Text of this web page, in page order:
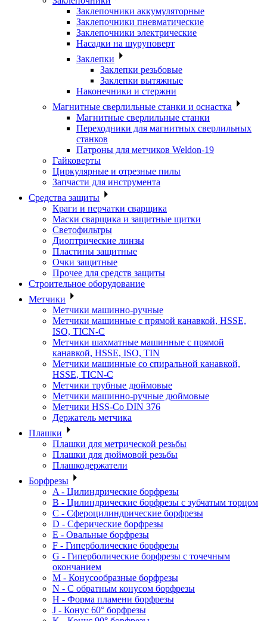
Заклепочники аккумуляторные
Заклепочники пневматические
Заклепочники электрические
Насадки на шуруповерт
Заклепки
Заклепки резьбовые
Заклепки вытяжные
Наконечники и стержни
Магнитные сверлильные станки и оснастка
Магнитные сверлильные станки
Переходники для магнитных сверлильных
станков
Патроны для метчиков Weldon-19
Гайковерты
Циркулярные и отрезные пилы
Запчасти для инструмента
Средства защиты
Краги и перчатки сварщика
Маски сварщика и защитные щитки
Светофильтры
Диоптрические линзы
Пластины защитные
Очки защитные
Прочее для средств защиты
Строительное оборудование
Метчики
Метчики машинно-ручные
Метчики машинные с прямой канавкой, HSSE,
ISO, TICN-C
Метчики шахматные машинные с прямой
канавкой, HSSE, ISO, TIN
Метчики машинные со спиральной канавкой,
HSSE, TICN-C
Метчики трубные дюймовые
Метчики машинно-ручные дюймовые
Метчики HSS-Co DIN 376
Держатель метчика
Плашки
Плашки для метрической резьбы
Плашки для дюймовой резьбы
Плашкодержатели
Борфрезы
A - Цилиндрические борфрезы
B - Цилиндрические борфрезы с зубчатым торцом
C - Сфероцилиндрические борфрезы
D - Сферические борфрезы
E - Овальные борфрезы
F - Гиперболические борфрезы
G - Гиперболические борфрезы с точечным
окончанием
M - Конусообразные борфрезы
N - С обратным конусом борфрезы
H - Форма пламени борфрезы
J - Конус 60° борфрезы